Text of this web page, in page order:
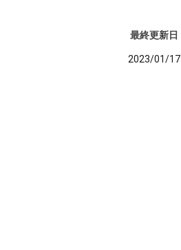
最終更新日
2023/01/17